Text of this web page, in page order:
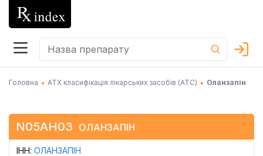
Головна АТХ класифікація лікарських засобів (АТC) Оланзапін
N05AH03 ОЛАНЗАПІН
ІНН: ОЛАНЗАПІН